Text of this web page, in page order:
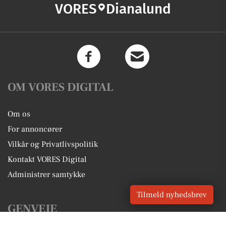
VORES Dianalund
OM VORES DIGITAL
Om os
For annoncører
Vilkår og Privatlivspolitik
Kontakt VORES Digital
Administrer samtykke
GENVEJE
Tilmeld nyhedsbrev